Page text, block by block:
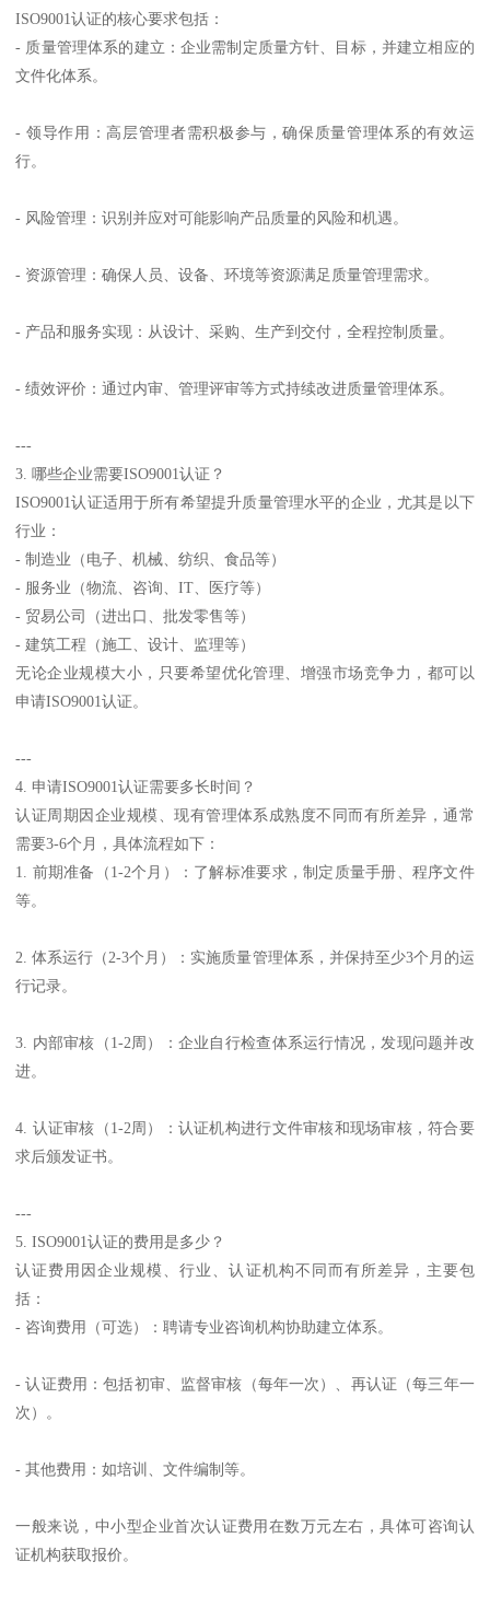
ISO9001认证的核心要求包括：
- 质量管理体系的建立：企业需制定质量方针、目标，并建立相应的
文件化体系。
- 领导作用：高层管理者需积极参与，确保质量管理体系的有效运
行。
- 风险管理：识别并应对可能影响产品质量的风险和机遇。
- 资源管理：确保人员、设备、环境等资源满足质量管理需求。
- 产品和服务实现：从设计、采购、生产到交付，全程控制质量。
- 绩效评价：通过内审、管理评审等方式持续改进质量管理体系。
---
3. 哪些企业需要ISO9001认证？
ISO9001认证适用于所有希望提升质量管理水平的企业，尤其是以下
行业：
- 制造业（电子、机械、纺织、食品等）
- 服务业（物流、咨询、IT、医疗等）
- 贸易公司（进出口、批发零售等）
- 建筑工程（施工、设计、监理等）
无论企业规模大小，只要希望优化管理、增强市场竞争力，都可以
申请ISO9001认证。
---
4. 申请ISO9001认证需要多长时间？
认证周期因企业规模、现有管理体系成熟度不同而有所差异，通常
需要3-6个月，具体流程如下：
1. 前期准备（1-2个月）：了解标准要求，制定质量手册、程序文件
等。
2. 体系运行（2-3个月）：实施质量管理体系，并保持至少3个月的运
行记录。
3. 内部审核（1-2周）：企业自行检查体系运行情况，发现问题并改
进。
4. 认证审核（1-2周）：认证机构进行文件审核和现场审核，符合要
求后颁发证书。
---
5. ISO9001认证的费用是多少？
认证费用因企业规模、行业、认证机构不同而有所差异，主要包
括：
- 咨询费用（可选）：聘请专业咨询机构协助建立体系。
- 认证费用：包括初审、监督审核（每年一次）、再认证（每三年一
次）。
- 其他费用：如培训、文件编制等。
一般来说，中小型企业首次认证费用在数万元左右，具体可咨询认
证机构获取报价。